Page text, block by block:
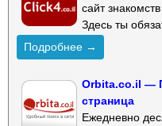
сайт
Здесь ты
Подробнее →
Orbita.co.il —
страница
Ежедневно